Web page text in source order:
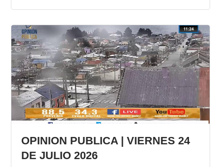
OPINION PUBLICA | VIERNES 24
DE JULIO 2026